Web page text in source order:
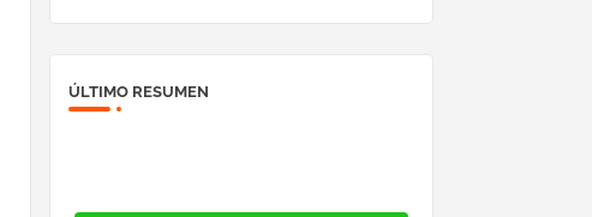
ÚLTIMO RESUMEN